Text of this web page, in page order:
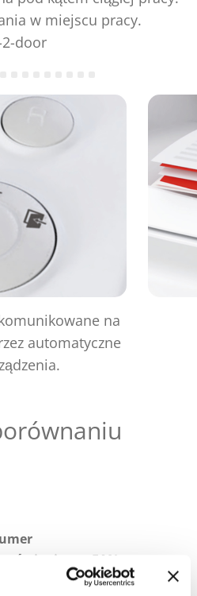
w miejscu pracy.
door
na
automatyczne
EAN: